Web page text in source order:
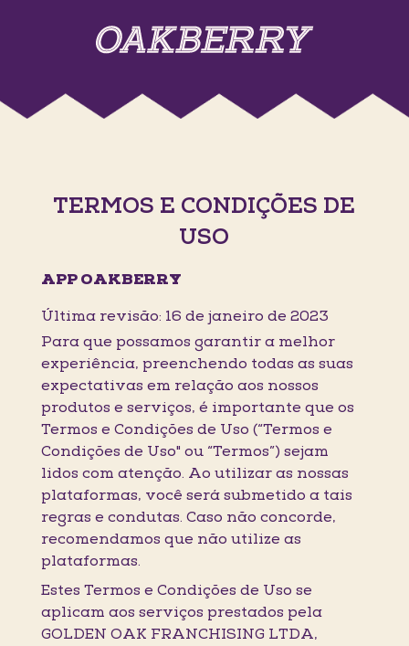
TERMOS E CONDIÇÕES DE
USO
APP OAKBERRY
Última revisão: 16 de janeiro de 2023
Para que possamos garantir a melhor
experiência, preenchendo todas as suas
expectativas em relação aos nossos
produtos e serviços, é importante que os
Termos e Condições de Uso (“Termos e
Condições de Uso" ou “Termos”) sejam
lidos com atenção. Ao utilizar as nossas
plataformas, você será submetido a tais
regras e condutas. Caso não concorde,
recomendamos que não utilize as
plataformas.
Estes Termos e Condições de Uso se
aplicam aos serviços prestados pela
GOLDEN OAK FRANCHISING LTDA,